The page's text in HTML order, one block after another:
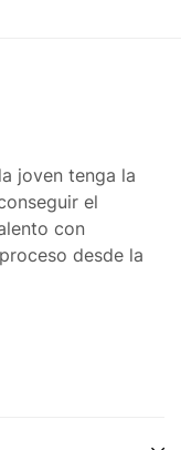
joven tenga la
el
con
desde la